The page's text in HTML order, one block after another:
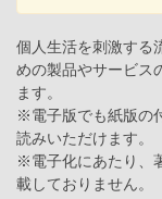
個人生活を刺激する
めの製品やサービス
ます。
※電子版でも紙版の
読みいただけます。
※電子化にあたり、
載しておりません。